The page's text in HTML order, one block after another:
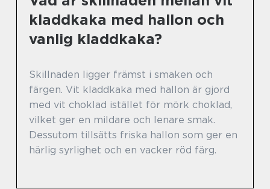
kladdkaka med hallon och
vanlig kladdkaka?
Skillnaden ligger främst i smaken och
färgen. Vit kladdkaka med hallon är gjord
med vit choklad istället för mörk choklad,
vilket ger en mildare och lenare smak.
Dessutom tillsätts friska hallon som ger en
härlig syrlighet och en vacker röd färg.